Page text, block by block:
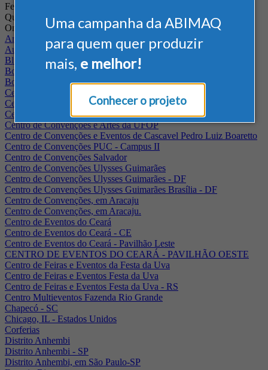
Uma campanha da ABIMAQ
para quem quer produzir
mais, e melhor!
Conhecer o projeto
Feiras
Quando
Onde
Arena Jaguariuna
Auditório Albano Franco - FIEPA
Blumenau - SC
BolognaFiere
Boulevard Olimpico - RJ
Centro Internacional de Convenções do Brasil, em Brasília
Centro de Convenções - SE
Centro de Convenções de Pernambuco - PE
Centro de Convenções e Artes da UFOP
Centro de Convenções e Eventos de Cascavel Pedro Luiz Boaretto
Centro de Convenções PUC - Campus II
Centro de Convenções Salvador
Centro de Convenções Ulysses Guimarães
Centro de Convenções Ulysses Guimarães - DF
Centro de Convenções Ulysses Guimarães Brasília - DF
Centro de Convenções, em Aracaju
Centro de Convenções, em Aracaju.
Centro de Eventos do Ceará
Centro de Eventos do Ceará - CE
Centro de Eventos do Ceará - Pavilhão Leste
CENTRO DE EVENTOS DO CEARÁ - PAVILHÃO OESTE
Centro de Feiras e Eventos da Festa da Uva
Centro de Feiras e Eventos Festa da Uva
Centro de Feiras e Eventos Festa da Uva - RS
Centro Multieventos Fazenda Rio Grande
Chapecó - SC
Chicago, IL - Estados Unidos
Corferias
Distrito Anhembi
Distrito Anhembi - SP
Distrito Anhembi, em São Paulo-SP